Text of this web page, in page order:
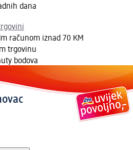
dana
računom iznad 70 KM
trgovinu
bodova